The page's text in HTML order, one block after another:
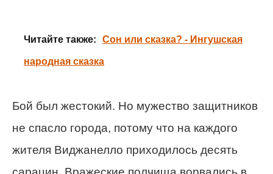
Читайте также: Сон или сказка? - Ингушская
народная сказка
Бой был жестокий. Но мужество защитников
не спасло города, потому что на каждого
жителя Виджанелло приходилось десять